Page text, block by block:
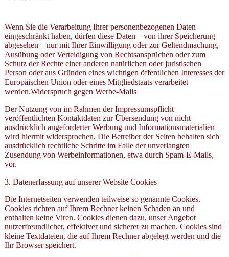
Wenn Sie die Verarbeitung Ihrer personenbezogenen Daten
eingeschränkt haben, dürfen diese Daten – von ihrer Speicherung
abgesehen – nur mit Ihrer Einwilligung oder zur Geltendmachung,
Ausübung oder Verteidigung von Rechtsansprüchen oder zum
Schutz der Rechte einer anderen natürlichen oder juristischen
Person oder aus Gründen eines wichtigen öffentlichen Interesses der
Europäischen Union oder eines Mitgliedstaats verarbeitet
werden.Widerspruch gegen Werbe-Mails
Der Nutzung von im Rahmen der Impressumspflicht
veröffentlichten Kontaktdaten zur Übersendung von nicht
ausdrücklich angeforderter Werbung und Informationsmaterialien
wird hiermit widersprochen. Die Betreiber der Seiten behalten sich
ausdrücklich rechtliche Schritte im Falle der unverlangten
Zusendung von Werbeinformationen, etwa durch Spam-E-Mails,
vor.
3. Datenerfassung auf unserer Website Cookies
Die Internetseiten verwenden teilweise so genannte Cookies.
Cookies richten auf Ihrem Rechner keinen Schaden an und
enthalten keine Viren. Cookies dienen dazu, unser Angebot
nutzerfreundlicher, effektiver und sicherer zu machen. Cookies sind
kleine Textdateien, die auf Ihrem Rechner abgelegt werden und die
Ihr Browser speichert.